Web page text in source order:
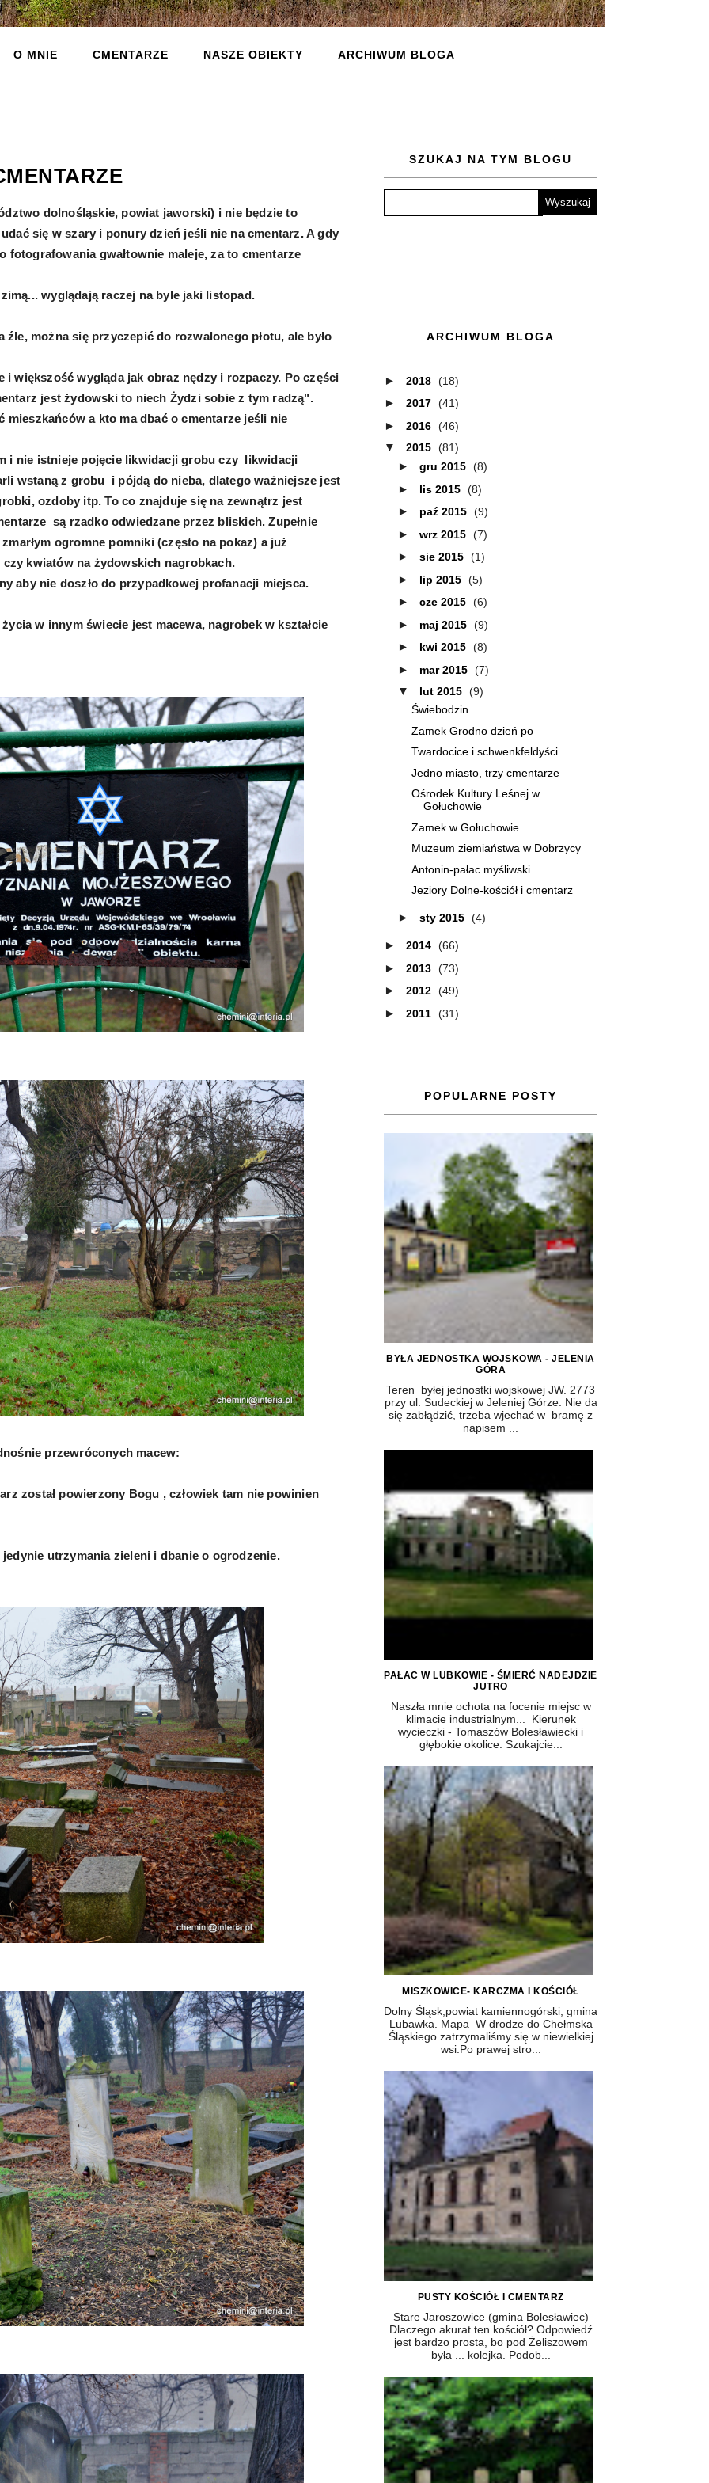
O MNIE CMENTARZE NASZE OBIEKTY ARCHIWUM BLOGA
dolnośląskie, powiat jaworski) i nie będzie to
się w szary i ponury dzień jeśli nie na cmentarz. A gdy
fotografowania gwałtownie maleje, za to cmentarze
wyglądają raczej na byle jaki listopad.
można się przyczepić do rozwalonego płotu, ale było
większość wygląda jak obraz nędzy i rozpaczy. Po części
jest żydowski to niech Żydzi sobie z tym radzą".
mieszkańców a kto ma dbać o cmentarze jeśli nie
i nie istnieje pojęcie likwidacji grobu czy likwidacji
wstaną z grobu i pójdą do nieba, dlatego ważniejsze jest
ozdoby itp. To co znajduje się na zewnątrz jest
są rzadko odwiedzane przez bliskich. Zupełnie
ogromne pomniki (często na pokaz) a już
kwiatów na żydowskich nagrobkach.
aby nie doszło do przypadkowej profanacji miejsca.
w innym świecie jest macewa, nagrobek w kształcie
przewróconych macew:
został powierzony Bogu , człowiek tam nie powinien
utrzymania zieleni i dbanie o ogrodzenie.
SZUKAJ NA TYM BLOGU
ARCHIWUM BLOGA
► 2018 (18)
► 2017 (41)
► 2016 (46)
▼ 2015 (81)
► gru 2015 (8)
► lis 2015 (8)
► paź 2015 (9)
► wrz 2015 (7)
► sie 2015 (1)
► lip 2015 (5)
► cze 2015 (6)
► maj 2015 (9)
► kwi 2015 (8)
► mar 2015 (7)
▼ lut 2015 (9)
Świebodzin
Zamek Grodno dzień po
Twardocice i schwenkfeldyści
Jedno miasto, trzy cmentarze
Ośrodek Kultury Leśnej w
Gołuchowie
Zamek w Gołuchowie
Muzeum ziemiaństwa w Dobrzycy
Antonin-pałac myśliwski
Jeziory Dolne-kościół i cmentarz
► sty 2015 (4)
► 2014 (66)
► 2013 (73)
► 2012 (49)
► 2011 (31)
POPULARNE POSTY
BYŁA JEDNOSTKA WOJSKOWA - JELENIA
GÓRA
Teren byłej jednostki wojskowej JW. 2773
przy ul. Sudeckiej w Jeleniej Górze. Nie da
się zabłądzić, trzeba wjechać w bramę z
napisem ...
PAŁAC W LUBKOWIE - ŚMIERĆ NADEJDZIE
JUTRO
Naszła mnie ochota na focenie miejsc w
klimacie industrialnym... Kierunek
wycieczki - Tomaszów Bolesławiecki i
głębokie okolice. Szukajcie...
MISZKOWICE- KARCZMA I KOŚCIÓŁ
Dolny Śląsk,powiat kamiennogórski, gmina
Lubawka. Mapa W drodze do Chełmska
Śląskiego zatrzymaliśmy się w niewielkiej
wsi.Po prawej stro...
PUSTY KOŚCIÓŁ I CMENTARZ
Stare Jaroszowice (gmina Bolesławiec)
Dlaczego akurat ten kościół? Odpowiedź
jest bardzo prosta, bo pod Żeliszowem
była ... kolejka. Podob...